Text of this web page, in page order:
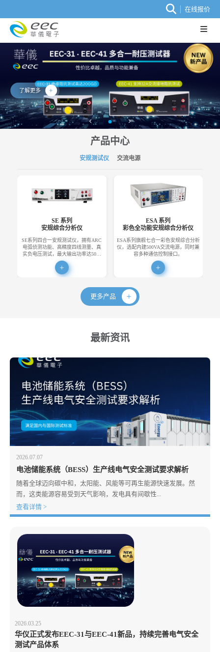
在线报价
了解更多
产品中心
安规测试仪 交流电源
SE 系列
安规综合分析仪
SE系列四合一安规测试仪，拥有ARC
电弧侦测功能、高精度四线测量、真
实负电压测试，最大输出功率达50…
ESA 系列
彩色全功能安规综合分析仪
ESA系列旗舰七合一彩色安规综合分析
仪，选配内建500VA交流电源，同时兼
容多种通信控制接口。
更多产品
最新资讯
2026.07.07
电池储能系统（BESS）生产线电气安全测试要求解析
随着全球迈向碳中和，太阳能、风能等可再生能源快速发展。然
而，这类能源容易受到天气影响，发电具有间歇性...
查看详情 >
2026.03.25
华仪正式发布EEC-31与EEC-41新品，持续完善电气安全
测试产品体系